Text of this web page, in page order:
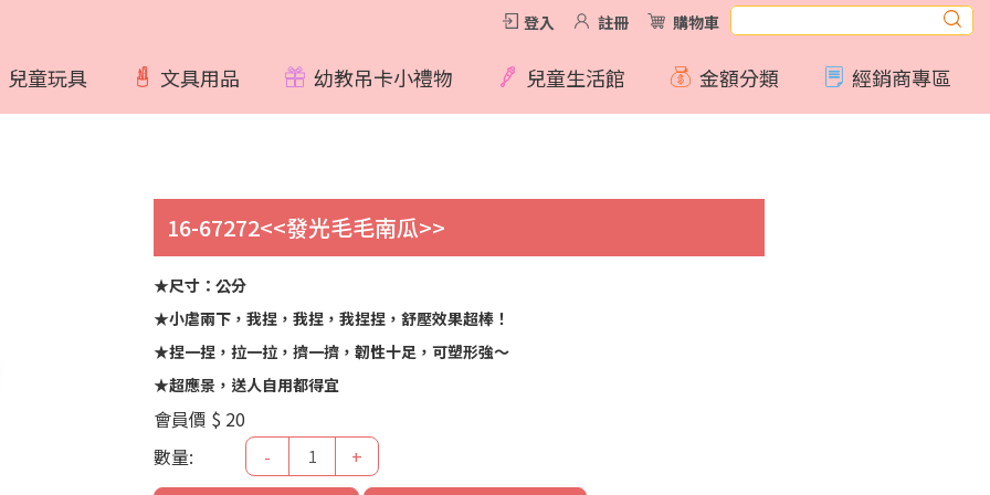
登入 註冊 購物車
兒童玩具 文具用品 幼教吊卡小禮物 兒童生活館 金額分類 經銷商專區
16-67272<<發光毛毛南瓜>>
★尺寸：公分
★小虐兩下，我捏，我捏，我捏捏，舒壓效果超棒！
★捏一捏，拉一拉，擠一擠，韌性十足，可塑形強～
★超應景，送人自用都得宜
會員價 $ 20
數量:
- +